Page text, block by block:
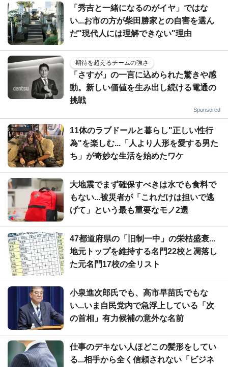
「秀吉と一緒になるのがイヤ」ではな
い...お市の方が柴田勝家との自害を選ん
だ"現代人には理解できない"理由
期待を超えるチームの強さ
「さすが」の一言に込められた驚きや感
動。新しい価値を生み出し続ける電通の
挑戦
Sponsored
11体のラブドールと暮らし"正しい性行
為"を楽しむ...「人より人形を愛する男た
ち」が奇妙な生活を始めたワケ
大地震でまず確保すべきは水でも食料で
もない...被災者が「これだけは担いで逃
げて」という最も重要なモノ2選
47都道府県の「旧制一中」の栄枯盛衰...
地元トップを維持する名門22校と凋落し
た元名門17校の全リスト
小泉進次郎氏でも、高市早苗氏でもな
い...いま自民党内で急浮上している「次
の首相」有力候補の意外な名前
仕事のデキない人ほどこの髪形をしてい
る...相手から全く信頼されない「ビジネ